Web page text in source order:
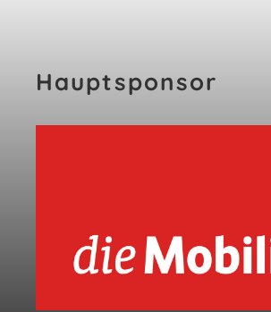
Hauptsponsor